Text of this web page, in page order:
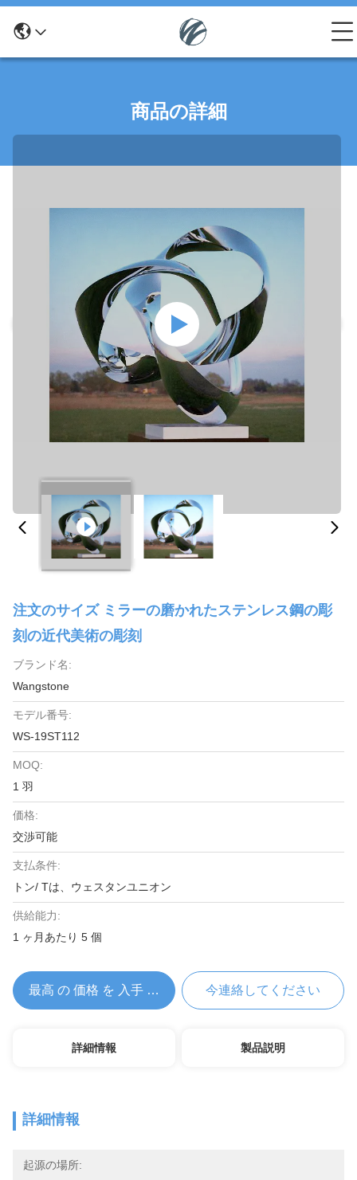
商品の詳細
注文のサイズ ミラーの磨かれたステンレス鋼の彫
刻の近代美術の彫刻
ブランド名:
Wangstone
モデル番号:
WS-19ST112
MOQ:
1 羽
価格:
交渉可能
支払条件:
トン/ Tは、ウェスタンユニオン
供給能力:
1 ヶ月あたり 5 個
最高 の 価格 を 入手 する 今連絡してください
詳細情報 製品説明
詳細情報
起源の場所: